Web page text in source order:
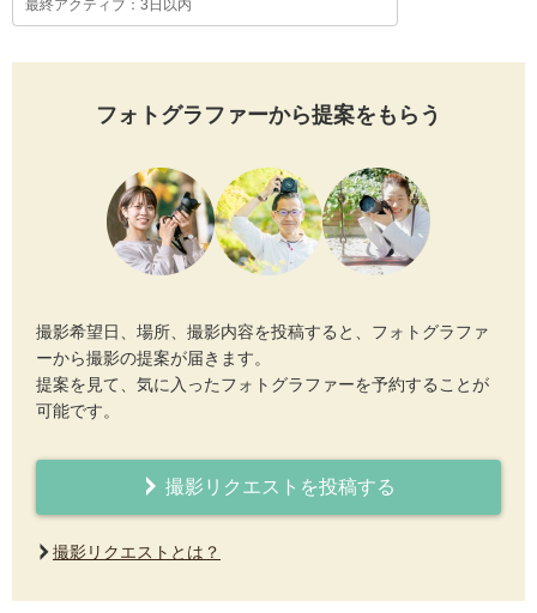
最終アクティブ：3日以内
フォトグラファーから提案をもらう
撮影希望日、場所、撮影内容を投稿すると、フォトグラファ
ーから撮影の提案が届きます。
提案を見て、気に入ったフォトグラファーを予約することが
可能です。
撮影リクエストを投稿する
撮影リクエストとは？